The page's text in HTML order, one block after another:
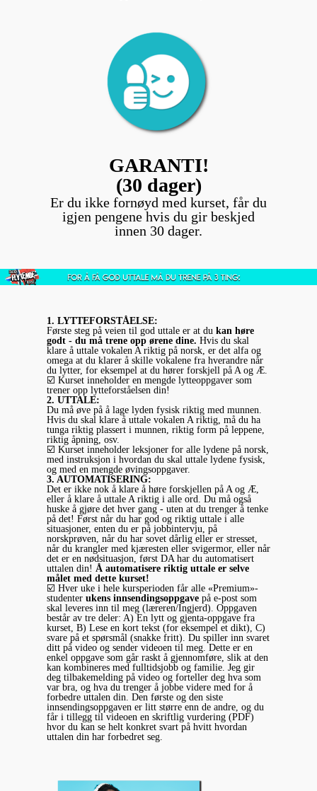
GARANTI!
(30 dager)
Er du ikke fornøyd med kurset, får du
igjen pengene hvis du gir beskjed
innen 30 dager.
1. LYTTEFORSTÅELSE:
Første steg på veien til god uttale er at du kan høre
godt - du må trene opp ørene dine. Hvis du skal
klare å uttale vokalen A riktig på norsk, er det alfa og
omega at du klarer å skille vokalene fra hverandre når
du lytter, for eksempel at du hører forskjell på A og Æ.
☑️ Kurset inneholder en mengde lytteoppgaver som
trener opp lytteforståelsen din!
2. UTTALE:
Du må øve på å lage lyden fysisk riktig med munnen.
Hvis du skal klare å uttale vokalen A riktig, må du ha
tunga riktig plassert i munnen, riktig form på leppene,
riktig åpning, osv.
☑️ Kurset inneholder leksjoner for alle lydene på norsk,
med instruksjon i hvordan du skal uttale lydene fysisk,
og med en mengde øvingsoppgaver.
3. AUTOMATISERING:
Det er ikke nok å klare å høre forskjellen på A og Æ,
eller å klare å uttale A riktig i alle ord. Du må også
huske å gjøre det hver gang - uten at du trenger å tenke
på det! Først når du har god og riktig uttale i alle
situasjoner, enten du er på jobbintervju, på
norskprøven, når du har sovet dårlig eller er stresset,
når du krangler med kjæresten eller svigermor, eller når
det er en nødsituasjon, først DA har du automatisert
uttalen din! Å automatisere riktig uttale er selve
målet med dette kurset!
☑️ Hver uke i hele kursperioden får alle «Premium»-
studenter ukens innsendingsoppgave på e-post som
skal leveres inn til meg (læreren/Ingjerd). Oppgaven
består av tre deler: A) En lytt og gjenta-oppgave fra
kurset, B) Lese en kort tekst (for eksempel et dikt), C)
svare på et spørsmål (snakke fritt). Du spiller inn svaret
ditt på video og sender videoen til meg. Dette er en
enkel oppgave som går raskt å gjennomføre, slik at den
kan kombineres med fulltidsjobb og familie. Jeg gir
deg tilbakemelding på video og forteller deg hva som
var bra, og hva du trenger å jobbe videre med for å
forbedre uttalen din. Den første og den siste
innsendingsoppgaven er litt større enn de andre, og du
får i tillegg til videoen en skriftlig vurdering (PDF)
hvor du kan se helt konkret svart på hvitt hvordan
uttalen din har forbedret seg.